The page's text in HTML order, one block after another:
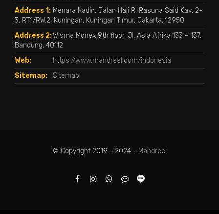
Address 1: Menara Kadin. Jalan Haji R. Rasuna Said Kav. 2-
3, RT.1/RW.2, Kuningan, Kuningan Timur, Jakarta, 12950
Address 2:Wisma Monex 9th floor, Jl. Asia Afrika 133 – 137,
Bandung, 40112
Web:
https://www.mandreel.com/indonesia
Sitemap:
Sitemap
© Copyright 2019 - 2024 - Mandreel